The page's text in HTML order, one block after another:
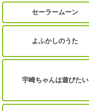
セーラームーン
よふかしのうた
宇崎ちゃんは遊びたい